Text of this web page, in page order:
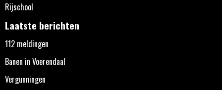
Rijschool
Laatste berichten
112 meldingen
Banen in Voerendaal
Vergunningen